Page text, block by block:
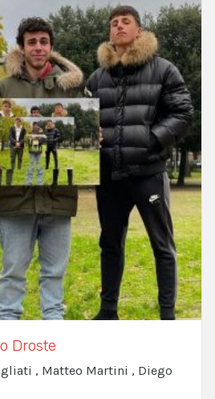
Droste
, Matteo Martini , Diego